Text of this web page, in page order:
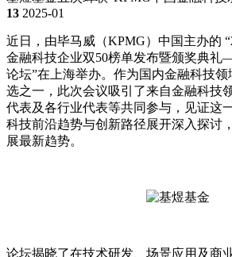
13 2025-01
近日，由毕马威（KPMG）中国主办的
金融科技企业双50榜单发布暨颁奖典
论坛”在上海举办。作为国内金融科技
选之一，此次会议吸引了来自金融科技
代表及各行业代表等共同参与，见证这
科技前沿趋势与创新路径展开深入探讨
展最新趋势。
论坛揭晓了在技术研发、场景应用及商